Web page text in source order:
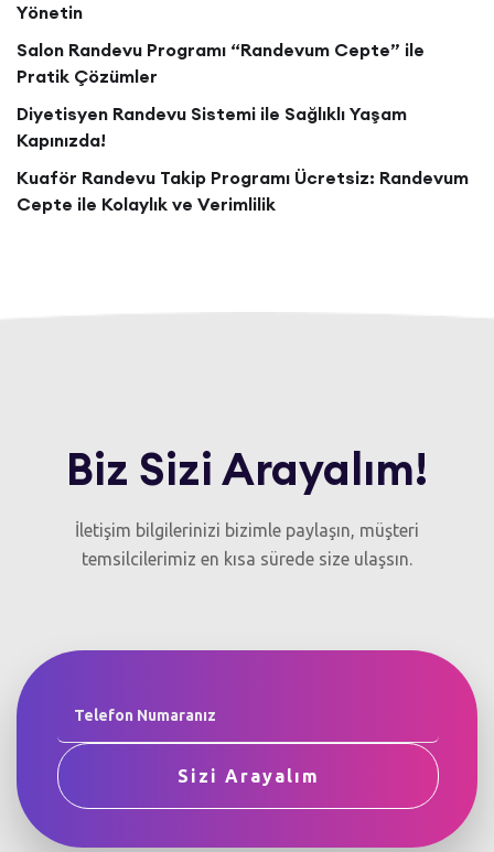
Yönetin
Salon Randevu Programı “Randevum Cepte” ile
Pratik Çözümler
Diyetisyen Randevu Sistemi ile Sağlıklı Yaşam
Kapınızda!
Kuaför Randevu Takip Programı Ücretsiz: Randevum
Cepte ile Kolaylık ve Verimlilik
Biz Sizi Arayalım!
İletişim bilgilerinizi bizimle paylaşın, müşteri
temsilcilerimiz en kısa sürede size ulaşsın.